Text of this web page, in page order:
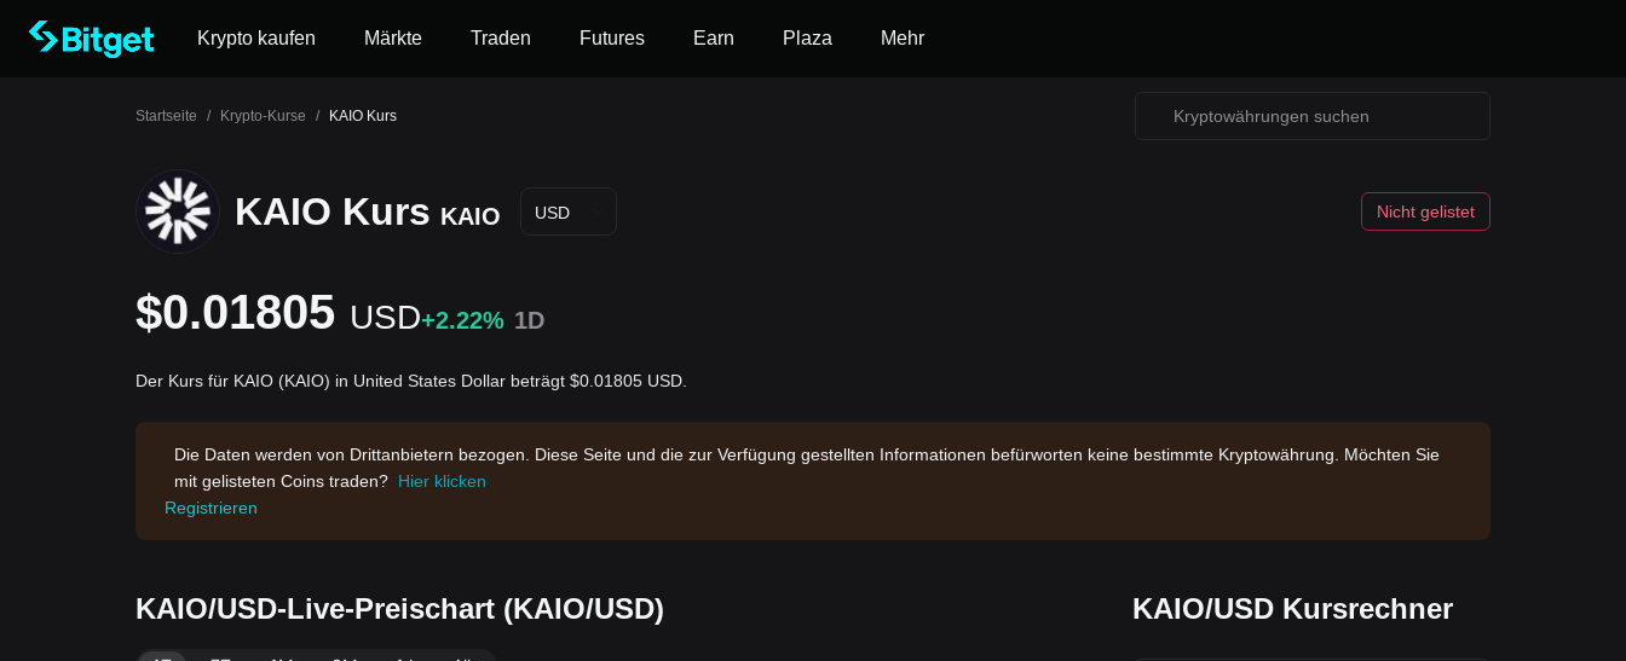
Krypto kaufen Märkte Traden Futures Earn Plaza Mehr
Startseite / Krypto-Kurse / KAIO Kurs
KAIO Kurs KAIO USD Nicht gelistet
$0.01805 USD+2.22% 1D
Der Kurs für KAIO (KAIO) in United States Dollar beträgt $0.01805 USD.
Die Daten werden von Drittanbietern bezogen. Diese Seite und die zur Verfügung gestellten Informationen befürworten keine bestimmte Kryptowährung. Möchten Sie
mit gelisteten Coins traden? Hier klicken
Registrieren
KAIO/USD-Live-Preischart (KAIO/USD) KAIO/USD Kursrechner